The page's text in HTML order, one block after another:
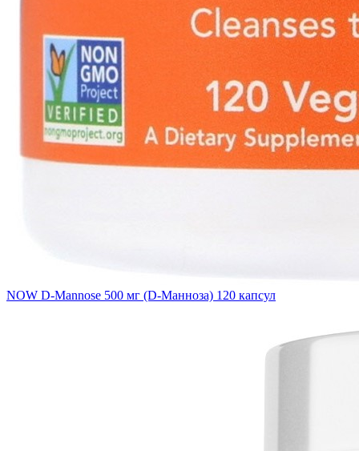
NOW D-Mannose 500 мг (D-Манноза) 120 капсул